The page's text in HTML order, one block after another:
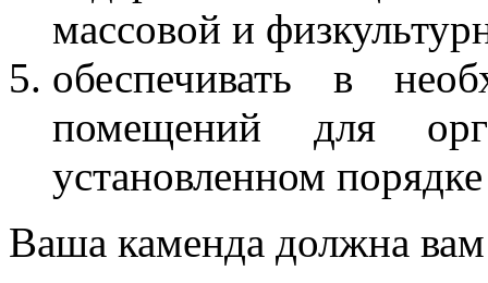
массовой и
обеспечивать в
помещений для
установленном
Ваша каменда должна